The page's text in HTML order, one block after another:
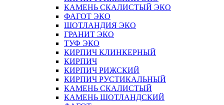
КАМЕНЬ СКАЛИСТЫЙ ЭКО
ФАГОТ ЭКО
ШОТЛАНДИЯ ЭКО
ГРАНИТ ЭКО
ТУФ ЭКО
КИРПИЧ КЛИНКЕРНЫЙ
КИРПИЧ
КИРПИЧ РИЖСКИЙ
КИРПИЧ РУСТИКАЛЬНЫЙ
КАМЕНЬ СКАЛИСТЫЙ
КАМЕНЬ ШОТЛАНДСКИЙ